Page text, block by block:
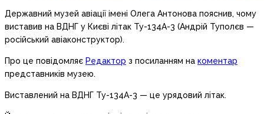
Державний музей авіації імені Олега Антонова пояснив, чому
виставив на ВДНГ у Києві літак Ту-134А-3 (Андрій Туполєв —
російський авіаконструктор).
Про це повідомляє Редактор з посиланням на коментар
представників музею.
Виставлений на ВДНГ Ту-134А-3 — це урядовий літак.